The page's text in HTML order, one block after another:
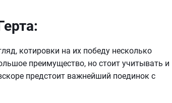
котировки на их победу несколько
преимущество, но стоит учитывать и
предстоит важнейший поединок с